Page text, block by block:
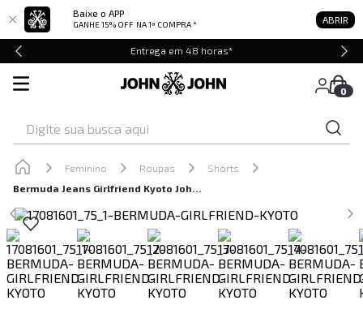
Baixe o APP
GANHE 15% OFF NA 1ª COMPRA * ABRIR
Entrega em 48 horas*
0
Feminino Roupas
Shorts
Bermuda Jeans Girlfriend Kyoto John John Feminina